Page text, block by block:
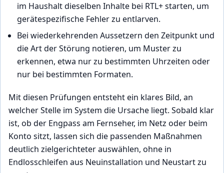
im Haushalt dieselben Inhalte bei RTL+ starten, um
gerätespezifische Fehler zu entlarven.
Bei wiederkehrenden Aussetzern den Zeitpunkt und
die Art der Störung notieren, um Muster zu
erkennen, etwa nur zu bestimmten Uhrzeiten oder
nur bei bestimmten Formaten.
Mit diesen Prüfungen entsteht ein klares Bild, an
welcher Stelle im System die Ursache liegt. Sobald klar
ist, ob der Engpass am Fernseher, im Netz oder beim
Konto sitzt, lassen sich die passenden Maßnahmen
deutlich zielgerichteter auswählen, ohne in
Endlosschleifen aus Neuinstallation und Neustart zu